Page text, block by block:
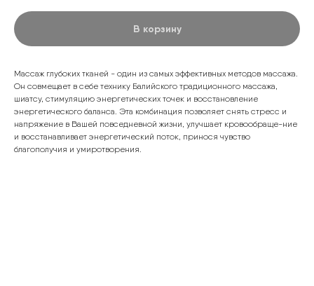
В корзину
Массаж глубоких тканей - один из самых эффективных методов массажа.
Он совмещает в себе технику Балийского традиционного массажа,
шиатсу, стимуляцию энергетических точек и восстановление
энергетического баланса. Эта комбинация позволяет снять стресс и
напряжение в Вашей повседневной жизни, улучшает кровообраще-ние
и восстанавливает энергетический поток, принося чувство
благополучия и умиротворения.